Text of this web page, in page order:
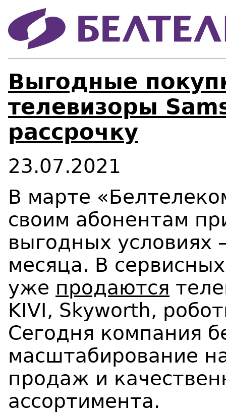
Выгодные
телевизоры
рассрочку
23.07.2021
В марте
своим абонентам
выгодных условиях
месяца. В
уже продаются
KIVI, Skyworth,
Сегодня компания
масштабирование
продаж и
ассортимента.